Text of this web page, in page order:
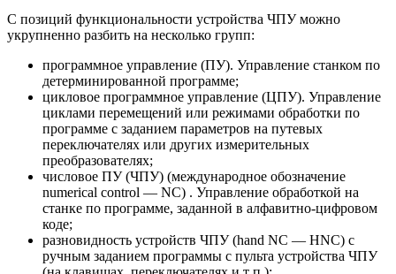
С позиций функциональности устройства ЧПУ можно
укрупненно разбить на несколько групп:
программное управление (ПУ). Управление станком по
детерминированной программе;
цикловое программное управление (ЦПУ). Управление
циклами перемещений или режимами обработки по
программе с заданием параметров на путевых
переключателях или других измерительных
преобразователях;
числовое ПУ (ЧПУ) (международное обозначение
numerical control — NC) . Управление обработкой на
станке по программе, заданной в алфавитно-цифровом
коде;
разновидность устройств ЧПУ (hand NC — HNC) с
ручным заданием программы с пульта устройства ЧПУ